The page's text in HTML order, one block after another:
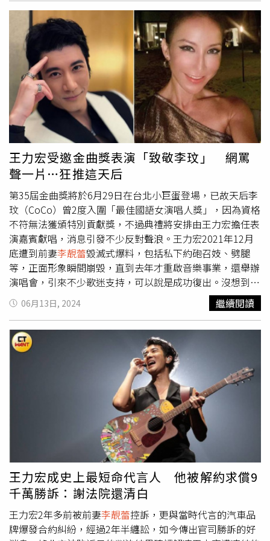
的新加坡馬可波羅海運集團有財務危機，資金缺口高達59億
台幣，12個月內到期的債務逾43億台幣。當時，徐若瑄喊
話自己並未想過要當貴婦，唯有和另一半攜手打拚才能腳踏
實地過生活。李雲峰的公司不斷傳出財務危機，但徐若瑄一
路力挺。（圖／翻攝自臉書）徐若瑄當時發文表示，從小到
大努力工作撐起一個家，只有懷孕時不得不臥床停工，結婚
後沒想過要引退，因為覺得女人仍應該要有自己的事業工
作，才能成就對自己的肯定，而這樣的價值觀婚前婚後都沒
改過，她也表示：「幸福不等於錦衣玉食」。她更指出，自
己的夢想就是遇到一位對生活、工作、家庭都認真的好老
公，兩人攜手努力去經營家庭、面對生活，「很感謝先生和
婆家一路支持我，去做我喜歡的事，從未給我任何壓力。」
言下之意，是自己心甘情願為了另一半復出工作。李雲峰的
公司不斷傳出財務危機，但徐若瑄一路力挺。（圖／報系資
料照）未料徐若瑄去年底與李雲峰離婚，原因是克服不了彼
此差異，除此之外，兩人身在異地也是一大問題，再加上
2021年李靚蕾暗指出軌王力宏，最終導致兩人分道揚鑣，
而徐若瑄這幾年除了忙著照顧家庭，還要兼顧演藝事業、學
業，常常睡不到5個小時，簡直「蠟燭多頭燒」。徐若瑄4
年前因慢性鼻炎導致鼻涕倒流，耳鳴變得更加嚴重，上節目
還會暈眩，擔心是否耳中風、暈眩症，甚至懷疑得鼻咽癌。
後來徐若瑄連續去看4個醫生，才被告知是身體過勞。2021
年，她曾在限動透露腹脹、貧血、臉色蒼白、頭暈、視線模
糊，又突在臉書PO出躺在醫院的照片，事後她在臉書證
實，「我因為子宮裏的腺瘤長大，導致非經期間連續幾日大
量出血不止，血紅素&鐵嚴重不足，有昏倒危險，需緊急入
院處理」，經過醫生的治療加術後補充鐵質，等一切都穩
定，才發文報平安。想不到4年後，徐若瑄驚傳罹患甲狀腺
癌，她以自身的經歷，呼籲大家要定期固定做健檢，「畢竟
有些問題，身體不會感到不適，但需要去處理的」，她也向
廣大粉絲「小翅膀」們報平安，「別擔心，我現在很好喔，
也謝謝所有關心的朋友，我們都要平安健康，快樂幸福」。
王力宏受邀金曲獎表演「致敬李玟」 網罵
聲一片…狂推這天后
第35屆金曲獎將於6月29日在台北小巨蛋登場，已故天后李
玟（CoCo）曾2度入圍「最佳國語女演唱人獎」，因為資格
不符無法獲頒特別貢獻獎，不過典禮將安排由王力宏擔任表
演嘉賓獻唱，消息引發不少反對聲浪。王力宏2021年12月
底遭到前妻李靚蕾毀滅式爆料，包括私下約砲召妓、劈腿
等，正面形象瞬間崩毀，直到去年才重啟音樂事業，還舉辦
演唱會，引來不少歌迷支持，可以說是成功復出。沒想到，
金曲獎今（13日）在臉書專頁宣布，提到第35屆頒獎典禮
的節目構思內容，製作單位與李玟的家人們討論後，決定由
她的昔日好友王力宏擔任表演嘉賓，李玟家人也表示：「兩
人彼此相知相惜，由力宏來演唱相信CoCo會非常感動」。
多數網友都不支持王力宏擔任嘉賓。（圖／翻攝自金曲
GMA臉書）對此，王力宏坦言收到邀約時心情非常複雜，
「我感到非常榮幸能夠在這麼重要的舞台上，向我的好友
CoCo致敬；另一方面，想到她已經離開我們，心中也充滿
了悲傷」，至於致敬表演的呈現方式，在來回多次和導演組
討論，希望觀眾在欣賞表演時，能回憶起李玟帶給大家的美
好時光，透過演出讓大家再次感受李玟對音樂的無限熱情，
並且永遠記住她的音樂和精神，期待和所有喜愛李玟的朋友
們一起回憶她永不褪色的經典。然而，多數網友都抱持反對
意見，紛紛留言：「相信李玟不是只有王力宏一個朋友」、
「真的不要鬧了」、「應該有更適合的人選」、「不能接
受，請不要打著逝者名義為人洗白，他可以用任何形式復
出，但這個假裝正當的台階令人不適到極致」。不少網友認
06月13日, 2024 繼續閱讀
王力宏成史上最短命代言人 他被解約求償9
千萬勝訴：謝法院還清白
王力宏2年多前被前妻李靚蕾控訴，更與當時代言的汽車品
牌爆發合約糾紛，經過2年半纏訟，如今傳出官司勝訴的好